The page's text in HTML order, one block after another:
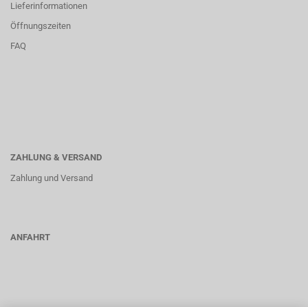
Lieferinformationen
Öffnungszeiten
FAQ
ZAHLUNG & VERSAND
Zahlung und Versand
ANFAHRT